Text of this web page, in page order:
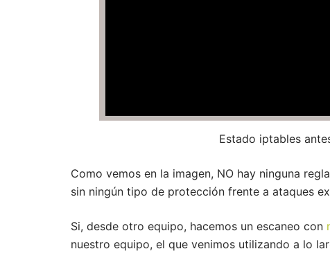
Estado iptables
Como vemos en la imagen, NO hay ninguna
sin ningún tipo de protección frente a ataques
Si, desde otro equipo, hacemos un escaneo con
nuestro equipo, el que venimos utilizando a lo